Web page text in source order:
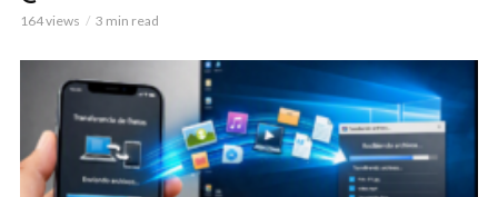
164 views 3 min read